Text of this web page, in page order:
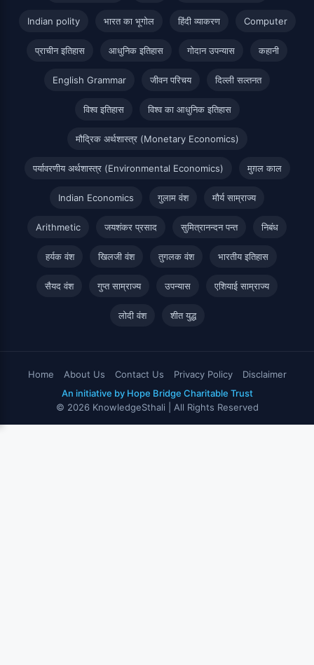
Indian polity भारत का भूगोल हिंदी व्याकरण Computer
प्राचीन इतिहास आधुनिक इतिहास गोदान उपन्यास कहानी
English Grammar जीवन परिचय दिल्ली सल्तनत
विश्व इतिहास विश्व का आधुनिक इतिहास
मौद्रिक अर्थशास्त्र (Monetary Economics)
पर्यावरणीय अर्थशास्त्र (Environmental Economics) मुग़ल काल
Indian Economics गुलाम वंश मौर्य साम्राज्य
Arithmetic जयशंकर प्रसाद सुमित्रानन्दन पन्त निबंध
हर्यक वंश खिलजी वंश तुगलक वंश भारतीय इतिहास
सैयद वंश गुप्त साम्राज्य उपन्यास एशियाई साम्राज्य
लोदी वंश शीत युद्ध
Home About Us Contact Us Privacy Policy
Disclaimer
An initiative by Hope Bridge Charitable Trust
© 2026 KnowledgeSthali | All Rights Reserved